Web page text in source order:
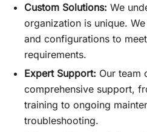
Custom Solutions: We
organization is unique.
and configurations to
requirements.
Expert Support: Our team
comprehensive support,
training to ongoing
troubleshooting.